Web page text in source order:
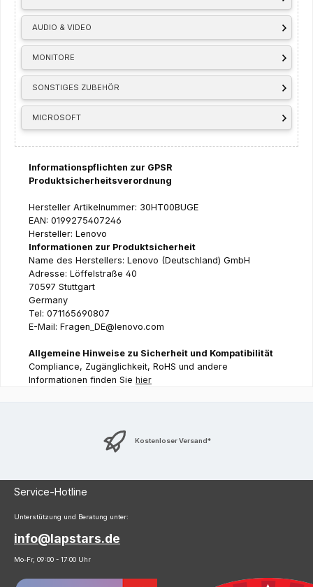
AUDIO & VIDEO
MONITORE
SONSTIGES ZUBEHÖR
MICROSOFT
Informationspflichten zur GPSR
Produktsicherheitsverordnung
Hersteller Artikelnummer: 30HT00BUGE
EAN: 0199275407246
Hersteller: Lenovo
Informationen zur Produktsicherheit
Name des Herstellers: Lenovo (Deutschland) GmbH
Adresse: Löffelstraße 40
70597 Stuttgart
Germany
Tel: 071165690807
E-Mail: Fragen_DE@lenovo.com
Allgemeine Hinweise zu Sicherheit und Kompatibilität
Compliance, Zugänglichkeit, RoHS und andere
Informationen finden Sie hier
Kostenloser Versand*
Service-Hotline
Unterstützung und Beratung unter:
info@lapstars.de
Mo-Fr, 09:00 - 17:00 Uhr